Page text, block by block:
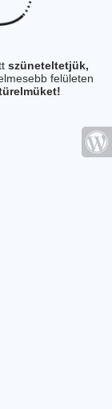
szüneteltetjük,
felületen